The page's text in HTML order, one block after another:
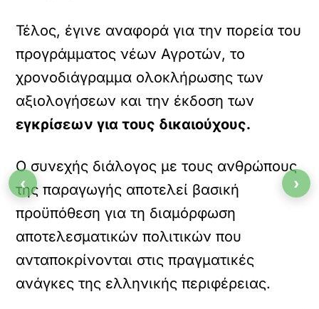
Τέλος, έγινε αναφορά για την πορεία του
προγράμματος νέων Αγροτών, το
χρονοδιάγραμμα ολοκλήρωσης των
αξιολογήσεων και την έκδοση των
εγκρίσεων για τους δικαιούχους.
Ο συνεχής διάλογος με τους ανθρώπους
της παραγωγής αποτελεί βασική
προϋπόθεση για τη διαμόρφωση
αποτελεσματικών πολιτικών που
ανταποκρίνονται στις πραγματικές
ανάγκες της ελληνικής περιφέρειας.
‹ ›